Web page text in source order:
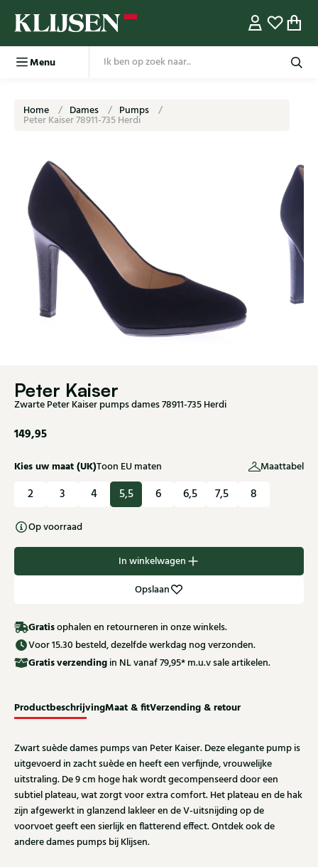
Menu
Home Dames Pumps
Peter Kaiser 78911-735 Herdi
Peter Kaiser
Zwarte Peter Kaiser pumps dames 78911-735 Herdi
149,95
Kies uw maat (UK)Toon EU maten Maattabel
2 3 4 5,5 6 6,5 7,5 8
Op voorraad
In winkelwagen
Opslaan
Gratisophalen en retourneren in onze winkels.
Voor 15.30 besteld, dezelfde werkdag nog verzonden.
Gratisverzending in NL vanaf 79,95* m.u.v sale artikelen.
ProductbeschrijvingMaat & fitVerzending & retour
Zwart suède dames pumps van Peter Kaiser. Deze elegante pump is
uitgevoerd in zacht suède en heeft een verfijnde, vrouwelijke
uitstraling. De 9 cm hoge hak wordt gecompenseerd door een
subtiel plateau, wat zorgt voor extra comfort. Het plateau en de hak
zijn afgewerkt in glanzend lakleer en de V-uitsnijding op de
voorvoet geeft een sierlijk en flatterend effect. Ontdek ook de
andere dames pumps bij Klijsen.